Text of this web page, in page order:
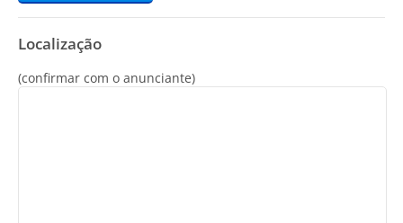
Localização
(confirmar com o anunciante)